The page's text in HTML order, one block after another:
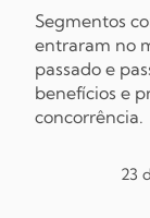
Segmentos
entraram no
passado e
benefícios e
concorrência.
23